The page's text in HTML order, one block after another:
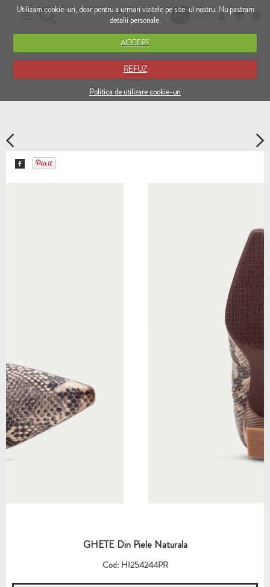
Utilizam cookie-uri, doar pentru a urmari vizitele pe site-ul nostru. Nu pastram
detalii personale.
ACCEPT
REFUZ
Politica de utilizare cookie-uri
RO EN
GHETE Din Piele Naturala
Cod: HI254244PR